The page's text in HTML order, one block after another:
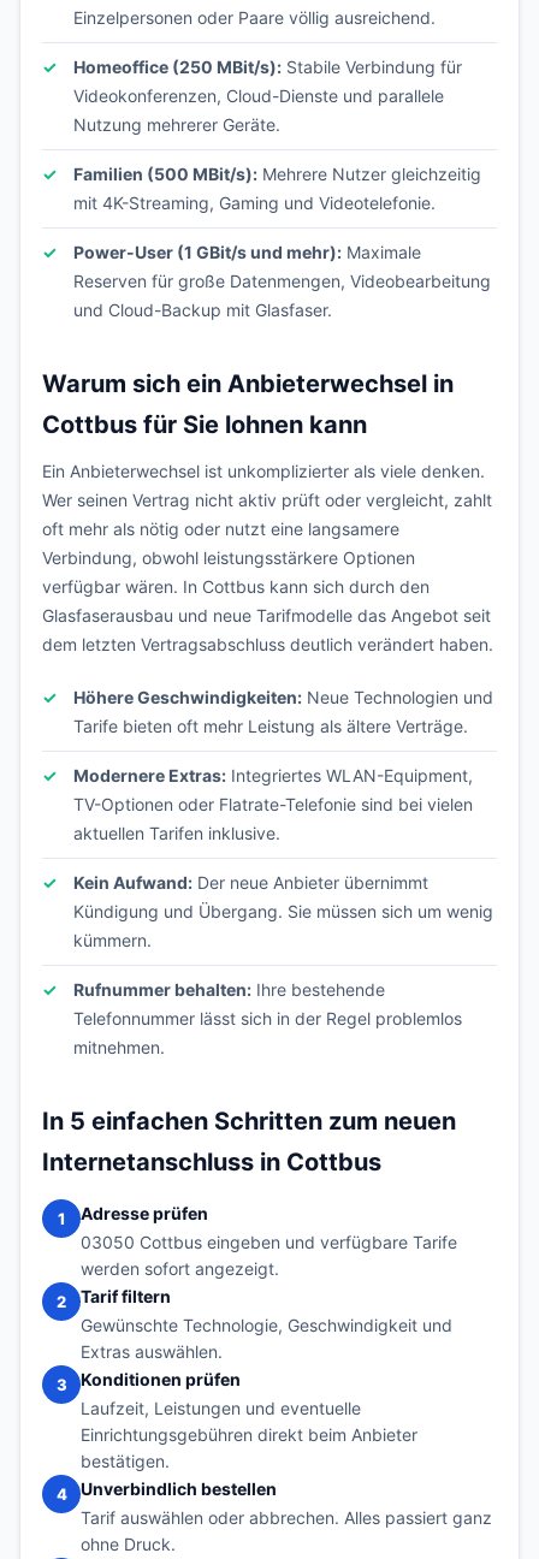
Einzelpersonen oder Paare völlig ausreichend.
Homeoffice (250 MBit/s): Stabile Verbindung für
Videokonferenzen, Cloud-Dienste und parallele
Nutzung mehrerer Geräte.
Familien (500 MBit/s): Mehrere Nutzer gleichzeitig
mit 4K-Streaming, Gaming und Videotelefonie.
Power-User (1 GBit/s und mehr): Maximale
Reserven für große Datenmengen, Videobearbeitung
und Cloud-Backup mit Glasfaser.
Warum sich ein Anbieterwechsel in
Cottbus für Sie lohnen kann
Ein Anbieterwechsel ist unkomplizierter als viele denken.
Wer seinen Vertrag nicht aktiv prüft oder vergleicht, zahlt
oft mehr als nötig oder nutzt eine langsamere
Verbindung, obwohl leistungsstärkere Optionen
verfügbar wären. In Cottbus kann sich durch den
Glasfaserausbau und neue Tarifmodelle das Angebot seit
dem letzten Vertragsabschluss deutlich verändert haben.
Höhere Geschwindigkeiten: Neue Technologien und
Tarife bieten oft mehr Leistung als ältere Verträge.
Modernere Extras: Integriertes WLAN-Equipment,
TV-Optionen oder Flatrate-Telefonie sind bei vielen
aktuellen Tarifen inklusive.
Kein Aufwand: Der neue Anbieter übernimmt
Kündigung und Übergang. Sie müssen sich um wenig
kümmern.
Rufnummer behalten: Ihre bestehende
Telefonnummer lässt sich in der Regel problemlos
mitnehmen.
In 5 einfachen Schritten zum neuen
Internetanschluss in Cottbus
1
Adresse prüfen
03050 Cottbus eingeben und verfügbare Tarife
werden sofort angezeigt.
2
Tarif filtern
Gewünschte Technologie, Geschwindigkeit und
Extras auswählen.
3
Konditionen prüfen
Laufzeit, Leistungen und eventuelle
Einrichtungsgebühren direkt beim Anbieter
bestätigen.
4
Unverbindlich bestellen
Tarif auswählen oder abbrechen. Alles passiert ganz
ohne Druck.